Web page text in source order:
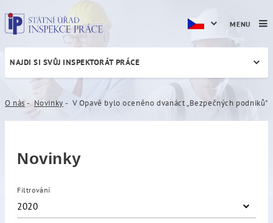
V Opavě bylo oceněno
NAJDI SI SVŮJ INSPEKTORÁT PRÁCE
O nás Novinky V Opavě bylo oceněno dvanáct „Bezpečných podniků"
Novinky
Filtrování
2020
MENU